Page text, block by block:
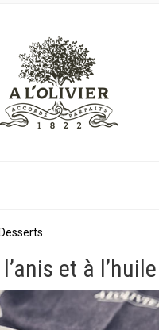
Desserts
et à l’huile